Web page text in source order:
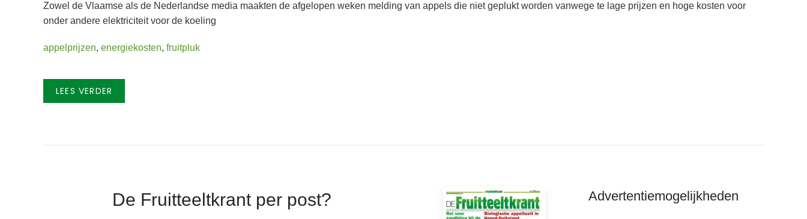
Zowel de Vlaamse als de Nederlandse media maakten de afgelopen weken melding van appels die niet geplukt worden vanwege te lage prijzen en hoge kosten voor
onder andere elektriciteit voor de koeling
appelprijzen, energiekosten, fruitpluk
LEES VERDER
De Fruitteeltkrant per post? Advertentiemogelijkheden